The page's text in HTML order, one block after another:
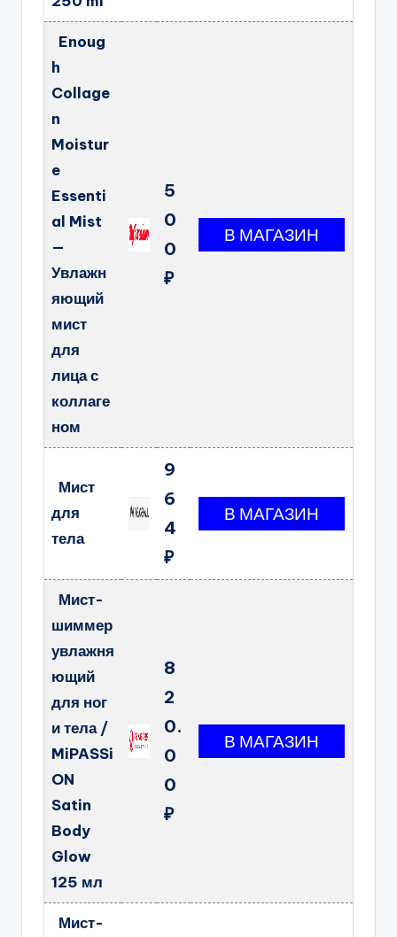
Enoug
h
Collage
n
Moistur
e
Essenti
al Mist
—
Увлажн
яющий
мист
для
лица с
коллаге
ном
5
0
0
₽
Мист
для
тела
9
6
4
₽
Мист-
шиммер
увлажня
ющий
для ног
и тела /
MiPASSi
ON
Satin
Body
Glow
125 мл
8
2
0.
0
0
₽
Мист-